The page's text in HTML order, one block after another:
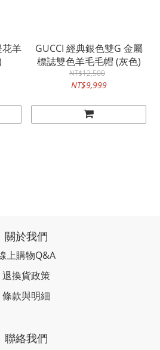
花羊
GUCCI 經典銀色雙G 金屬
標誌雙色羊毛毛帽 (灰色)
NT$12,500
NT$9,999
關於我們
上購物Q&A
退換貨政策
條款與明細
聯絡我們